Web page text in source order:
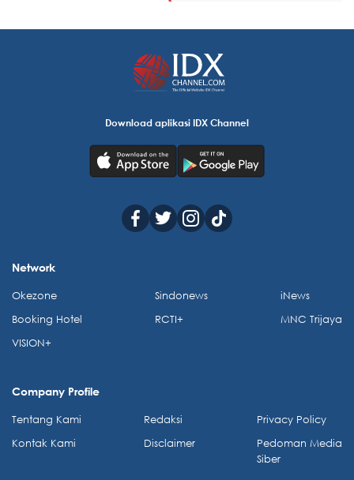
Download aplikasi IDX Channel
Network
Okezone
Booking Hotel
VISION+
Sindonews
RCTI+
iNews
MNC Trijaya
Company Profile
Tentang Kami
Kontak Kami
Redaksi
Disclaimer
Privacy Policy
Pedoman Media
Siber